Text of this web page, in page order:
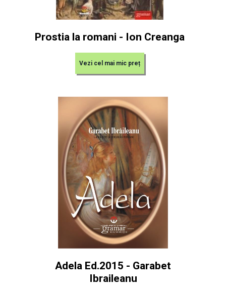
Prostia la romani - Ion Creanga
Vezi cel mai mic preț
Adela Ed.2015 - Garabet
Ibraileanu